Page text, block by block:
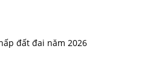
đất đai năm 2026